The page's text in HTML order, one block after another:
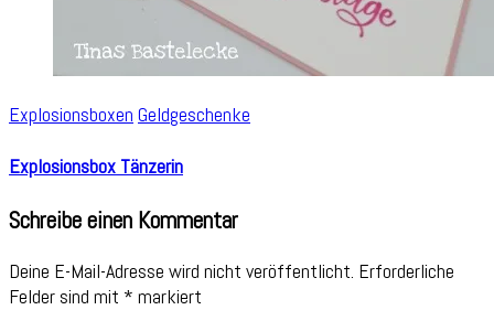
Explosionsboxen Geldgeschenke
Explosionsbox Tänzerin
Schreibe einen Kommentar
Deine E-Mail-Adresse wird nicht veröffentlicht. Erforderliche
Felder sind mit * markiert